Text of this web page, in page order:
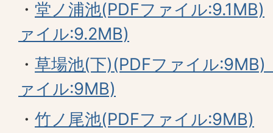
・ 堂ノ浦池(PDFファイル:9.1MB)
ァイル:9.2MB)
・ 草場池(下)(PDFファイル
ァイル:9MB)
・ 竹ノ尾池(PDFファイル:9MB)